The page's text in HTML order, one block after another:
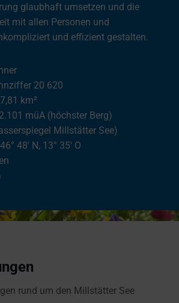
glaubhaft umsetzen und die
mit allen Personen und
und effizient gestalten.
20 620
km²
müA (höchster Berg)
Millstätter See)
48′ N, 13° 35′ O
rund um den Millstätter See